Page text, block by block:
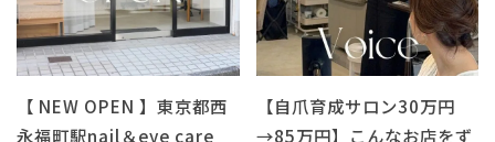
【 NEW OPEN 】東京都西
永福町駅nail＆eye care
【自爪育成サロン30万円
→85万円】こんなお店をず